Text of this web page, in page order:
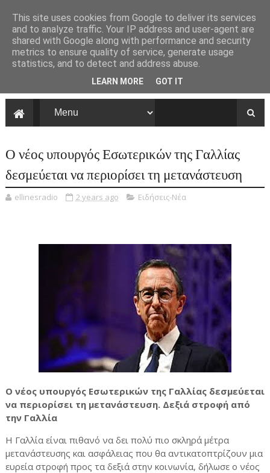
Ο νέος υπουργός Εσωτερικών της Γαλλίας
δεσμεύεται να περιορίσει τη μετανάστευση
ellinesradio 2 years ago Ειδήσεις-Νέα
Ο νέος υπουργός Εσωτερικών της Γαλλίας δεσμεύεται
να περιορίσει τη μετανάστευση. Δεξιά στροφή από
την Γαλλία
Η Γαλλία είναι πιθανό να δει πολύ πιο σκληρά μέτρα
μετανάστευσης και ασφάλειας που θα αντικατοπτρίζουν μια
ευρεία στροφή προς τα δεξιά στην κοινωνία, δήλωσε ο νέος
This site uses cookies from Google to deliver its services
and to analyze traffic. Your IP address and user-agent are
shared with Google along with performance and security
metrics to ensure quality of service, generate usage
statistics, and to detect and address abuse.
LEARN MORE GOT IT